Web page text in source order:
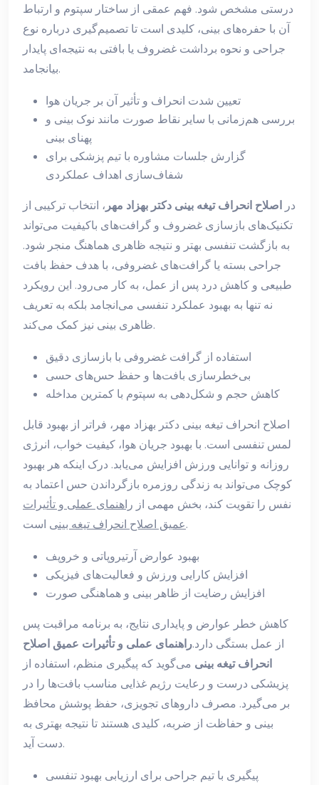
درستی مشخص شود. فهم عمقی از ساختار سپتوم و ارتباط
آن با حفره‌های بینی، کلیدی است تا تصمیم‌گیری درباره نوع
جراحی و نحوه برداشت غضروف یا بافتی به نتیجه‌ای پایدار
بیانجامد.
تعیین شدت انحراف و تأثیر آن بر جریان هوا
بررسی هم‌زمانی با سایر نقاط صورت مانند نوک بینی و
پهنای بینی
گزارش جلسات مشاوره با تیم پزشکی برای
شفاف‌سازی اهداف عملکردی
در اصلاح انحراف تیغه بینی دکتر بهزاد مهر ، انتخاب ترکیبی از
تکنیک‌های بازسازی غضروف و گرافت‌های باکیفیت می‌تواند
به بازگشت تنفسی بهتر و نتیجه ظاهری هماهنگ منجر شود.
جراحی بسته یا گرافت‌های غضروفی، با هدف حفظ بافت
طبیعی و کاهش درد پس از عمل، به کار می‌رود. این رویکرد
نه تنها به بهبود عملکرد تنفسی می‌انجامد بلکه به تعریف
ظاهری بینی نیز کمک می‌کند.
استفاده از گرافت غضروفی با بازسازی دقیق
بی‌خطرسازی بافت‌ها و حفظ حس‌های حسی
کاهش حجم و شکل‌دهی به سپتوم با کمترین مداخله
اصلاح انحراف تیغه بینی دکتر بهزاد مهر، فراتر از بهبود قابل
لمس تنفسی است. با بهبود جریان هوا، کیفیت خواب، انرژی
روزانه و توانایی ورزش افزایش می‌یابد. درک اینکه هر بهبود
کوچک می‌تواند به زندگی روزمره بازگرداندن حس اعتماد به
نفس را تقویت کند، بخش مهمی از راهنمای عملی و تأثیرات
عمیق اصلاح انحراف تیغه بینیاست.
بهبود عوارض آرتیروپاتی و خروپف
افزایش کارایی ورزش و فعالیت‌های فیزیکی
افزایش رضایت از ظاهر بینی و هماهنگی صورت
کاهش خطر عوارض و پایداری نتایج، به برنامه مراقبت پس
از عمل بستگی دارد.راهنمای عملی و تأثیرات عمیق اصلاح
انحراف تیغه بینی می‌گوید که پیگیری منظم، استفاده از
پزیشکی درست و رعایت رژیم غذایی مناسب بافت‌ها را در
بر می‌گیرد. مصرف داروهای تجویزی، حفظ پوشش محافظ
بینی و حفاظت از ضربه، کلیدی هستند تا نتیجه بهتری به
دست آید.
پیگیری با تیم جراحی برای ارزیابی بهبود تنفسی